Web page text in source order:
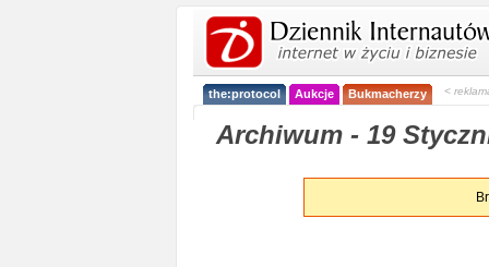
the:protocol Aukcje Bukmacherzy <
Archiwum - 19